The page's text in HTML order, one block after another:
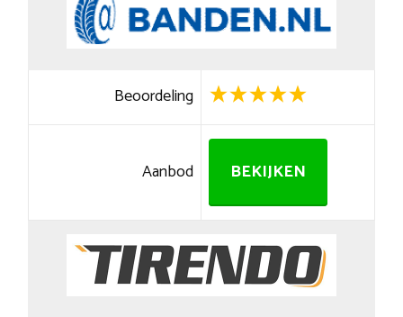
Beoordeling
Aanbod BEKIJKEN